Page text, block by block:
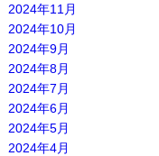
2024年11月
2024年10月
2024年9月
2024年8月
2024年7月
2024年6月
2024年5月
2024年4月